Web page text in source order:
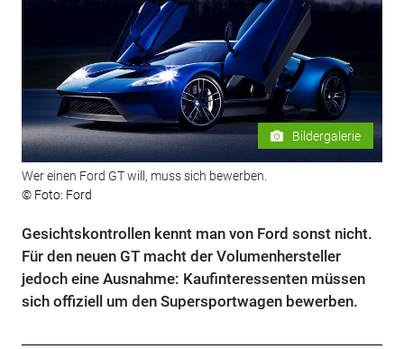
Bildergalerie
Wer einen Ford GT will, muss sich bewerben.
© Foto: Ford
Gesichtskontrollen kennt man von Ford sonst nicht.
Für den neuen GT macht der Volumenhersteller
jedoch eine Ausnahme: Kaufinteressenten müssen
sich offiziell um den Supersportwagen bewerben.